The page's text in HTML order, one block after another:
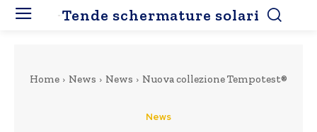
Tende schermature solari
Home News News Nuova collezione Tempotest®
News